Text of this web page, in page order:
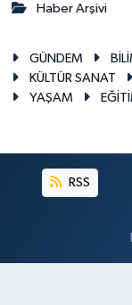
Haber Arşivi
GÜNDEM
KÜLTÜR SANAT
YAŞAM
RSS